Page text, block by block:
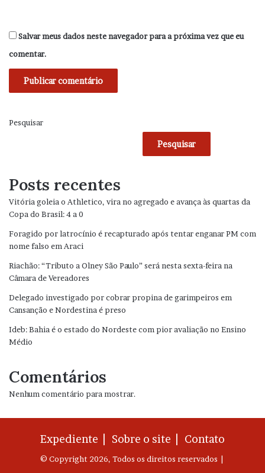
Salvar meus dados neste navegador para a próxima vez que eu
comentar.
Pesquisar
Pesquisar
Posts recentes
Vitória goleia o Athletico, vira no agregado e avança às quartas da
Copa do Brasil: 4 a 0
Foragido por latrocínio é recapturado após tentar enganar PM com
nome falso em Araci
Riachão: “Tributo a Olney São Paulo” será nesta sexta-feira na
Câmara de Vereadores
Delegado investigado por cobrar propina de garimpeiros em
Cansanção e Nordestina é preso
Ideb: Bahia é o estado do Nordeste com pior avaliação no Ensino
Médio
Comentários
Nenhum comentário para mostrar.
Expediente | Sobre o site | Contato
© Copyright 2026, Todos os direitos reservados |